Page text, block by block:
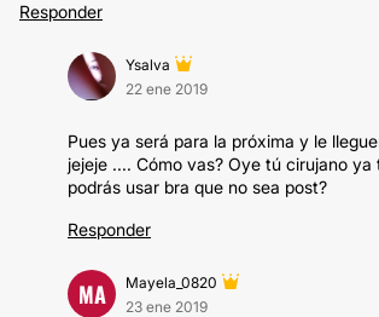
Responder
Ysalva
22 ene 2019
Pues ya será para la próxima y le
jejeje .... Cómo vas? Oye tú cirujano ya
podrás usar bra que no sea post?
Responder
MA
Mayela_0820
23 ene 2019